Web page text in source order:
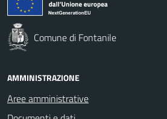
Comune di Fontanile
AMMINISTRAZIONE
Aree amministrative